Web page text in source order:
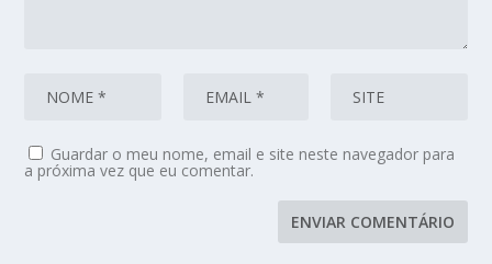
Guardar o meu nome, email e site neste navegador para
a próxima vez que eu comentar.